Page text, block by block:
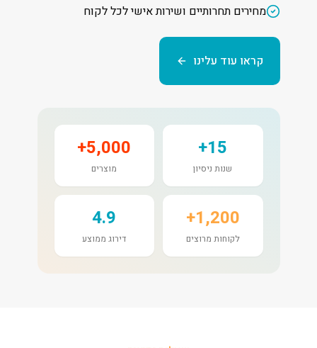
מחירים תחרותיים ושירות אישי לכל לקוח
קראו עוד עלינו
15+
שנות ניסיון
5,000+
מוצרים
1,200+
לקוחות מרוצים
4.9
דירוג ממוצע